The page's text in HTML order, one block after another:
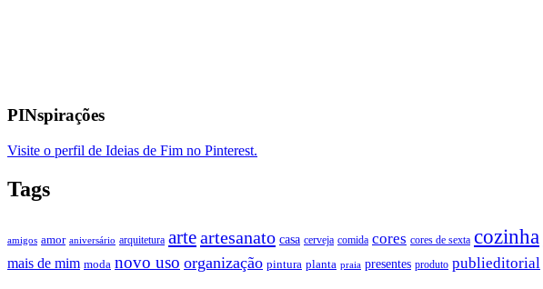
PINspirações
Visite o perfil de Ideias de Fim no Pinterest.
Tags
amigos amor aniversário arquitetura arteartesanato casa cerveja comida cores cores de sexta cozinha
mais de mim moda novo uso organização pintura planta praia presentes produto publieditorial